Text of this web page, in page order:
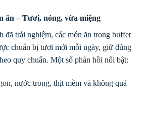
ăn – Tươi, nóng, vừa miệng
đã trải nghiệm, các món ăn trong buffet
chuẩn bị tươi mới mỗi ngày, giữ đúng
quy chuẩn. Một số phản hồi nổi bật:
nước trong, thịt mềm và không quá